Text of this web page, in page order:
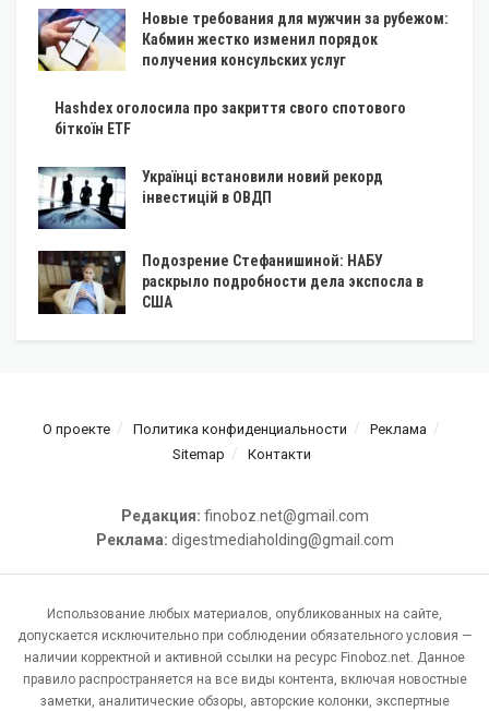
Новые требования для мужчин за рубежом:
Кабмин жестко изменил порядок
получения консульских услуг
Hashdex оголосила про закриття свого спотового
біткоїн ETF
Українці встановили новий рекорд
інвестицій в ОВДП
Подозрение Стефанишиной: НАБУ
раскрыло подробности дела экспосла в
США
О проекте Политика конфиденциальности
Реклама
Sitemap
Контакти
Редакция: finoboz.net@gmail.com
Реклама: digestmediaholding@gmail.com
Использование любых материалов, опубликованных на сайте,
допускается исключительно при соблюдении обязательного условия —
наличии корректной и активной ссылки на ресурс Finoboz.net. Данное
правило распространяется на все виды контента, включая новостные
заметки, аналитические обзоры, авторские колонки, экспертные